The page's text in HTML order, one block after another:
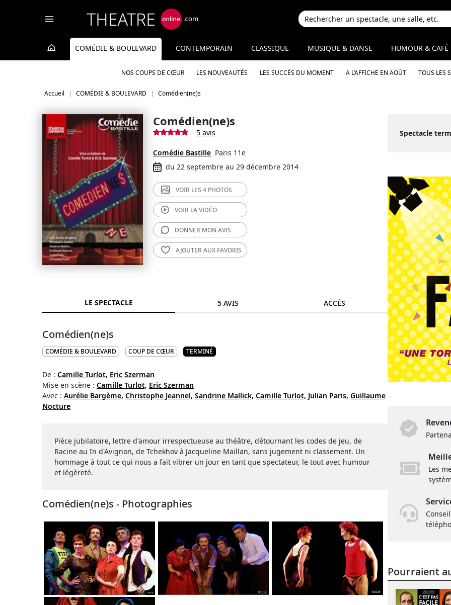
COMÉDIE & BOULEVARD
NOS COUPS DE CŒUR LES NOUVEAUTÉS LES SUCCÈS DU MOMENT A L’AFFICHE EN AOÛT TOUS LES
CONTEMPORAIN CLASSIQUE MUSIQUE & DANSE HUMOUR & CAFÉ
Accueil COMÉDIE & BOULEVARD Comédien(ne)s
Comédien(ne)s
5 avis
Comédie Bastille Paris 11e
du 22 septembre au 29 décembre 2014
VOIR LES 4 PHOTOS
VOIR LAVIDÉO
DONNER MON AVIS
AJOUTER AUX FAVORIS
LE SPECTACLE 5 AVIS ACCÈS
Comédien(ne)s
COMÉDIE & BOULEVARD COUP DE CŒUR TERMINÉ
De : Camille Turlot, Eric Szerman
Mise en scène : Camille Turlot, Eric Szerman
Avec : Aurélie Bargème, Christophe Jeannel, Sandrine Mallick, Camille Turlot, Julian Paris, Guillaume
Nocture
Pièce jubilatoire, lettre d'amour irrespectueuse au théâtre, détournant les codes de jeu, de
Racine au In d'Avignon, de Tchekhov à Jacqueline Maillan, sans jugement ni classement. Un
hommage à tout ce qui nous a fait vibrer un jour en tant que spectateur, le tout avec humour
et légèreté.
Comédien(ne)s - Photographies
Spectacle
Les
Pourraient